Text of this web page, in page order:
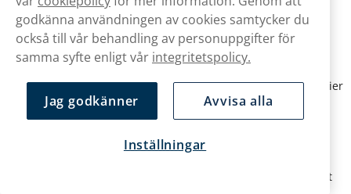
Brunt portionssnus innehåller tobak och alla produkter har
således en traditionell tobakssmak som bas. Många sorter
innehåller dock aromer med olika smak, och på Snusbolaget
erbjuder vi ett brett urval av olika smaker inom kategorin
portionssnus. Vårt sortiment täcker bland annat smakkategorier
som mint, bär och lakrits till olika varianter av citrus- och
fruktsmaker. Med så många alternativ av portionssnus
smakpreferenser på Snusbolaget.
Nedan har vi listat några exempel på produkter inom de mest
godkänna användningen av cookies samtycker du
också till vår behandling av personuppgifter för
samma syfte enligt vår integritetspolicy.
Jag godkänner Avvisa alla
Inställningar